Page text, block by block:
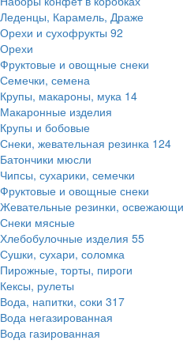
Леденцы, Карамель, Драже
Орехи и сухофрукты 92
Орехи
Фруктовые и овощные снеки
Семечки, семена
Крупы, макароны, мука 14
Макаронные изделия
Крупы и бобовые
Снеки, жевательная резинка 124
Батончики мюсли
Чипсы, сухарики, семечки
Фруктовые и овощные снеки
Жевательные резинки,
Снеки мясные
Хлебобулочные изделия 55
Сушки, сухари, соломка
Пирожные, торты, пироги
Кексы, рулеты
Вода, напитки, соки 317
Вода негазированная
Вода газированная